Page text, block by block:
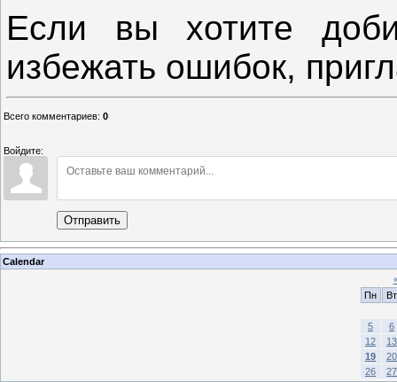
Если вы хотите
избежать ошибок,
Всего комментариев: 0
Войдите:
Отправить
Calendar
Пн
Вт
5
6
12
13
19
20
26
27